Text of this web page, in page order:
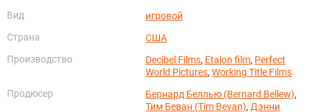
Вид
игровой
Страна
США
Производство
Decibel Films, Etalon film, Perfect
World Pictures,Working Title Films
Продюсер
Бернард Беллью (Bernard Bellew),
Тим Беван (Tim Bevan), Дэнни